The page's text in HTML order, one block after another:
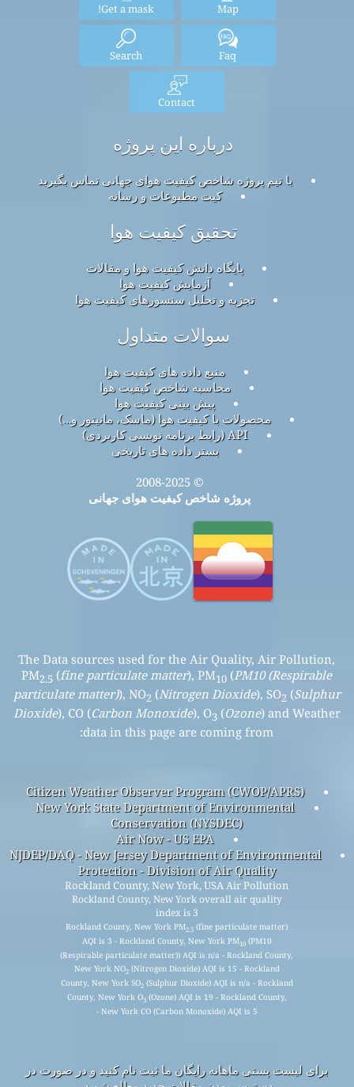
Map
Get a mask!
Faq
Search
Contact
درباره این پروژه
با تیم پروژه شاخص کیفیت هوای جهانی تماس بگیرید
کیت مطبوعات و رسانه
تحقیق کیفیت هوا
پایگاه دانش کیفیت هوا و مقالات
آزمایش کیفیت هوا
تجزیه و تحلیل سنسورهای کیفیت هوا
سوالات متداول
منبع داده های کیفیت هوا
محاسبه شاخص کیفیت هوا
پیش بینی کیفیت هوا
محصولات با کیفیت هوا (ماسک، مانیتور و…)
API (رابط برنامه نویسی کاربردی)
بستر داده های تاریخی
© 2008-2025
پروژه شاخص کیفیت هوای جهانی
The Data sources used for the Air Quality, Air Pollution,
PM2.5(fine particulate matter), PM10(PM10 (Respirable
particulate matter)), NO2 (Nitrogen Dioxide), SO2 (Sulphur
Dioxide), CO (Carbon Monoxide), O3 (Ozone ) and Weather
data in this page are coming from:
Citizen Weather Observer Program (CWOP/APRS)
New York State Department of Environmental
Conservation (NYSDEC)
Air Now - US EPA
NJDEP/DAQ - New Jersey Department of Environmental
Protection - Division of Air Quality
Rockland County, New York, USA Air Pollution
Rockland County, New York overall air quality
index is 3
Rockland County, New York PM2.5(fine particulate matter)
AQI is 3 - Rockland County, New York PM10(PM10
(Respirable particulate matter)) AQI is n/a - Rockland County,
New York NO 2(Nitrogen Dioxide) AQI is 15 - Rockland
County, New York SO 2(Sulphur Dioxide) AQI is n/a - Rockland
County, New York O 3(Ozone) AQI is 19 - Rockland County,
New York CO (Carbon Monoxide) AQI is 5 -
برای لیست پستی ماهانه رایگان ما ثبت نام کنید و در صورت در